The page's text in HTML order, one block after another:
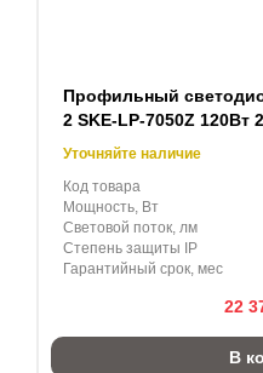
Профильный
2 SKE-LP-7050Z 120Вт
Уточняйте наличие
Код товара
Мощность, Вт
Световой поток, лм
Степень защиты IP
Гарантийный срок, мес
22
В